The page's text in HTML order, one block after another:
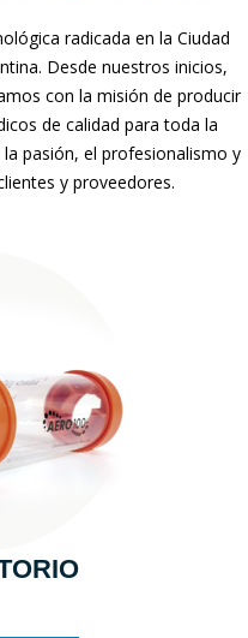
radicada en la Ciudad
Desde nuestros inicios,
con la misión de producir
de calidad para toda la
pasión, el profesionalismo y
y proveedores.